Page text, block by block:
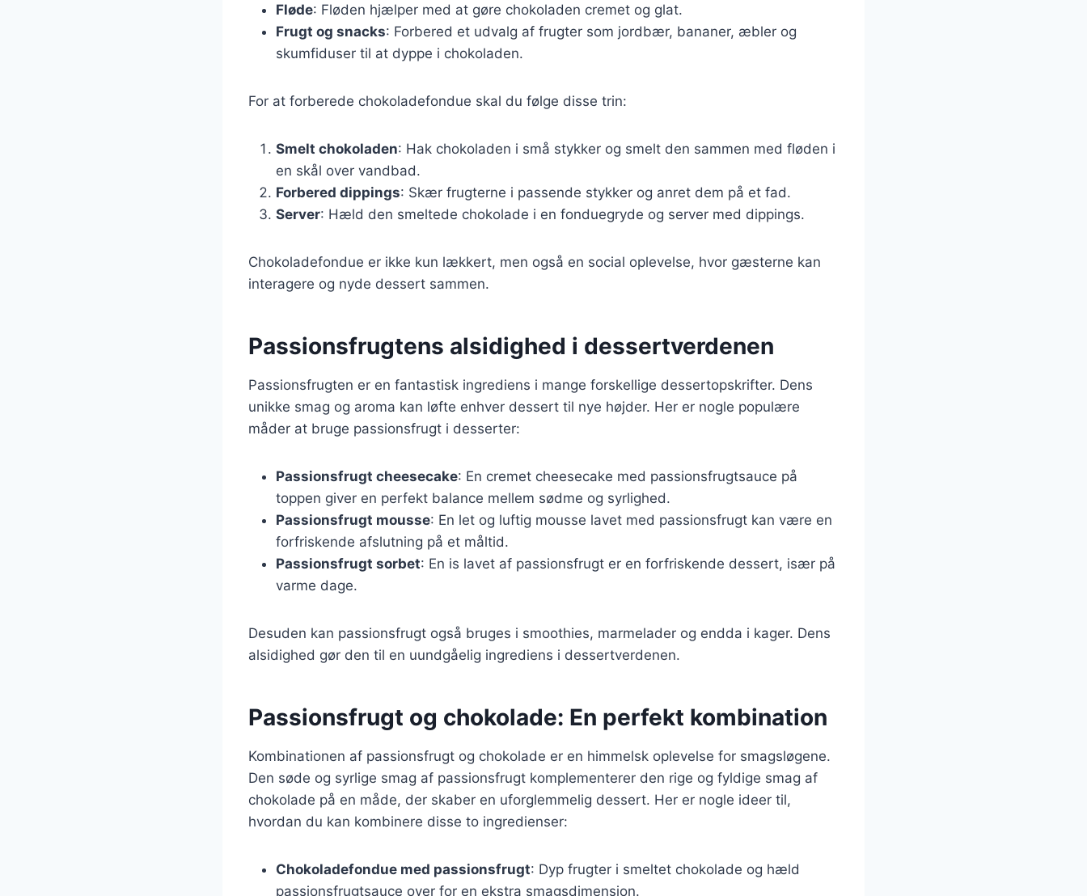
Fløde: Fløden hjælper med at gøre chokoladen cremet og glat.
Frugt og snacks: Forbered et udvalg af frugter som jordbær, bananer, æbler og
skumfiduser til at dyppe i chokoladen.
For at forberede chokoladefondue skal du følge disse trin:
Smelt chokoladen: Hak chokoladen i små stykker og smelt den sammen med fløden i
en skål over vandbad.
Forbered dippings: Skær frugterne i passende stykker og anret dem på et fad.
Server: Hæld den smeltede chokolade i en fonduegryde og server med dippings.
Chokoladefondue er ikke kun lækkert, men også en social oplevelse, hvor gæsterne kan
interagere og nyde dessert sammen.
Passionsfrugtens alsidighed i dessertverdenen
Passionsfrugten er en fantastisk ingrediens i mange forskellige dessertopskrifter. Dens
unikke smag og aroma kan løfte enhver dessert til nye højder. Her er nogle populære
måder at bruge passionsfrugt i desserter:
Passionsfrugt cheesecake: En cremet cheesecake med passionsfrugtsauce på
toppen giver en perfekt balance mellem sødme og syrlighed.
Passionsfrugt mousse: En let og luftig mousse lavet med passionsfrugt kan være en
forfriskende afslutning på et måltid.
Passionsfrugt sorbet: En is lavet af passionsfrugt er en forfriskende dessert, især på
varme dage.
Desuden kan passionsfrugt også bruges i smoothies, marmelader og endda i kager. Dens
alsidighed gør den til en uundgåelig ingrediens i dessertverdenen.
Passionsfrugt og chokolade: En perfekt kombination
Kombinationen af passionsfrugt og chokolade er en himmelsk oplevelse for smagsløgene.
Den søde og syrlige smag af passionsfrugt komplementerer den rige og fyldige smag af
chokolade på en måde, der skaber en uforglemmelig dessert. Her er nogle ideer til,
hvordan du kan kombinere disse to ingredienser:
Chokoladefondue med passionsfrugt: Dyp frugter i smeltet chokolade og hæld
passionsfrugtsauce over for en ekstra smagsdimension.